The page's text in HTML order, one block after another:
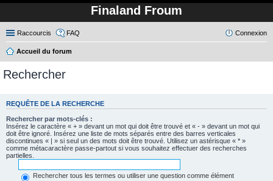
Finaland Froum
Raccourcis FAQ Connexion
Accueil du forum
Rechercher
REQUÊTE DE LA RECHERCHE
Rechercher par mots-clés :
Insérez le caractère « + » devant un mot qui doit être trouvé et « - » devant un mot qui
doit être ignoré. Insérez une liste de mots séparés entre des barres verticales
discontinues « | » si seul un des mots doit être trouvé. Utilisez un astérisque « * »
comme métacaractère passe-partout si vous souhaitez effectuer des recherches
partielles.
Rechercher tous les termes ou utiliser une question comme élément